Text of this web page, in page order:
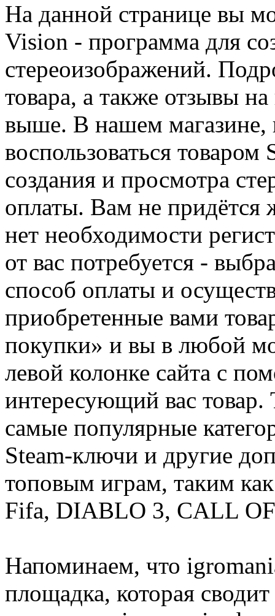
На данной странице вы
Vision - программа для
стереоизображений.
товара, а также отзывы
выше. В нашем магазине,
воспользоваться
создания и просмотра
оплаты. Вам не придётся
нет необходимости
от вас потребуется -
способ оплаты и
приобретенные вами
покупки» и вы в любой
левой колонке сайта с
интересующий вас
самые популярные
Steam-ключи и другие
топовым играм, таким
Fifa, DIABLO 3, CALL
Напоминаем, что
площадка, которая